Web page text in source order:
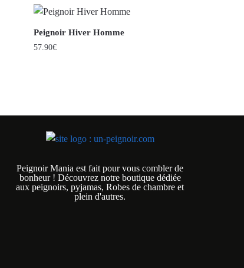
Peignoir Hiver Homme
57.90€
Peignoir Mania est fait pour vous combler de
bonheur ! Découvrez notre boutique dédiée
aux peignoirs, pyjamas, Robes de chambre et
plein d'autres.